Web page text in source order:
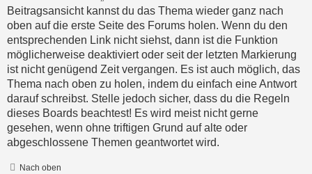
Beitragsansicht kannst du das Thema wieder ganz nach
oben auf die erste Seite des Forums holen. Wenn du den
entsprechenden Link nicht siehst, dann ist die Funktion
möglicherweise deaktiviert oder seit der letzten Markierung
ist nicht genügend Zeit vergangen. Es ist auch möglich, das
Thema nach oben zu holen, indem du einfach eine Antwort
darauf schreibst. Stelle jedoch sicher, dass du die Regeln
dieses Boards beachtest! Es wird meist nicht gerne
gesehen, wenn ohne triftigen Grund auf alte oder
abgeschlossene Themen geantwortet wird.
Nach oben